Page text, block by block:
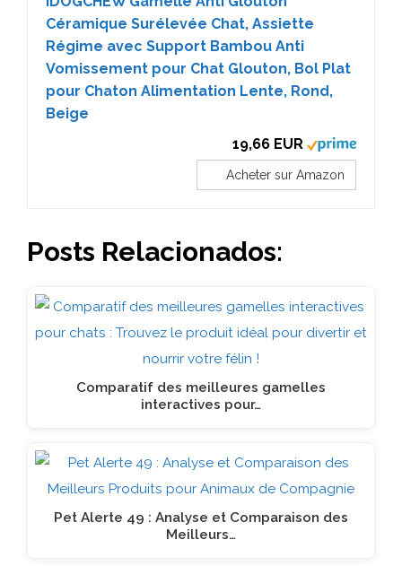
Céramique Surélevée Chat, Assiette
Régime avec Support Bambou Anti
Vomissement pour Chat Glouton, Bol Plat
pour Chaton Alimentation Lente, Rond,
Beige
19,66 EUR
Acheter sur Amazon
Posts Relacionados:
Comparatif des meilleures gamelles
interactives pour…
Pet Alerte 49 : Analyse et Comparaison des
Meilleurs…